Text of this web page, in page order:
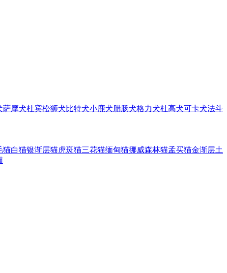
萨摩犬杜宾松狮犬比特犬小鹿犬腊肠犬格力犬杜高犬可卡犬法斗
猫白猫银渐层猫虎斑猫三花猫缅甸猫挪威森林猫孟买猫金渐层土